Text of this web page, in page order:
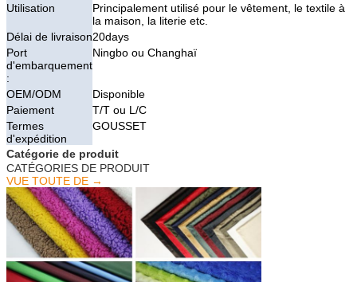
Utilisation
Principalement utilisé pour le vêtement, le textile à
la maison, la literie etc.
Délai de livraison20days
Port
d'embarquement
:
Ningbo ou Changhaï
OEM/ODM
Disponible
Paiement
T/T ou L/C
Termes
d'expédition
GOUSSET
Catégorie de produit
CATÉGORIES DE PRODUIT
VUE TOUTE DE →